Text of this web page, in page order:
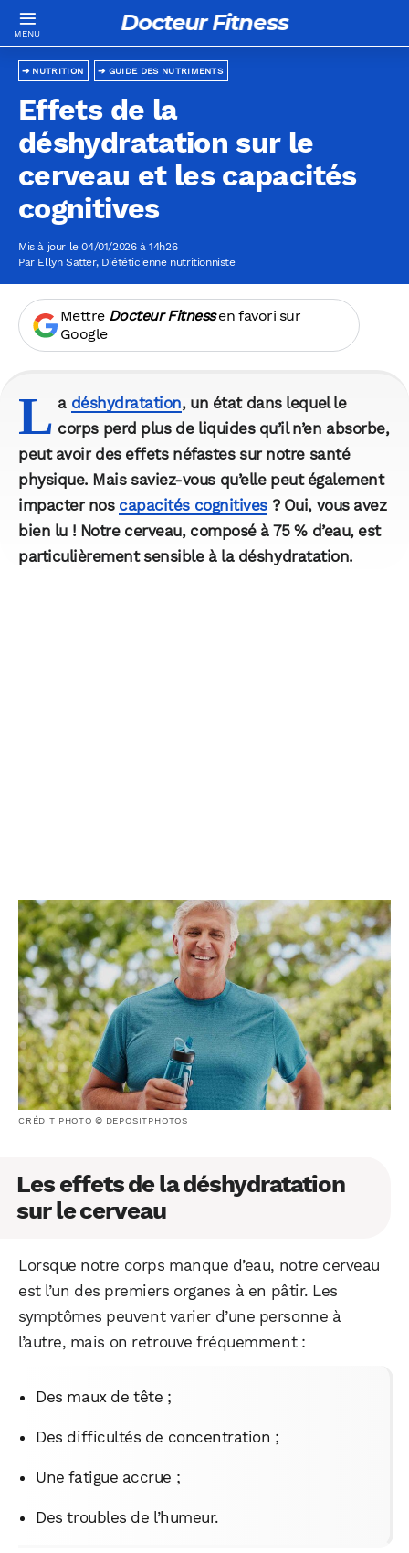
Docteur Fitness
GUIDE DES NUTRIMENTS
NUTRITION
Effets de la
déshydratation sur le
cerveau et les capacités
cognitives
Mis à jour le 04/01/2026 à 14h26
Par Ellyn Satter, Diététicienne nutritionniste
Mettre Docteur Fitnessen favori sur
Google
L a déshydratation, un état dans lequel le
corps perd plus de liquides qu’il n’en absorbe,
peut avoir des effets néfastes sur notre santé
physique. Mais saviez-vous qu’elle peut également
impacter nos capacités cognitives? Oui, vous avez
bien lu ! Notre cerveau, composé à 75 % d’eau, est
particulièrement sensible à la déshydratation.
CRÉDIT PHOTO © DEPOSITPHOTOS
Les effets de la déshydratation
sur le cerveau
Lorsque notre corps manque d’eau, notre cerveau
est l’un des premiers organes à en pâtir. Les
symptômes peuvent varier d’une personne à
l’autre, mais on retrouve fréquemment :
Des maux de tête ;
Des difficultés de concentration ;
Une fatigue accrue ;
Des troubles de l’humeur.